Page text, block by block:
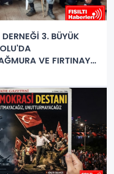
3. BÜYÜK
VE FIRTINAYA